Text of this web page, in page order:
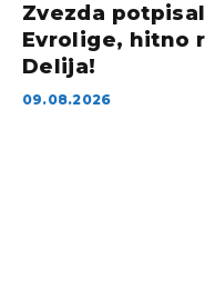
Zvezda
Evrolige, hitno
Delija!
09.08.2026